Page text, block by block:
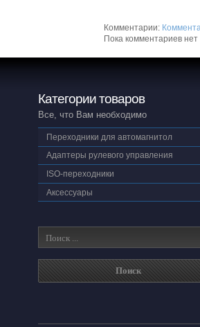
Комментарии:
Пока комментариев нет
Категории товаров
Все, что Вам необходимо
Переходники для автомагнитол
Адаптеры рулевого управления
ISO-переходники
Аксессуары